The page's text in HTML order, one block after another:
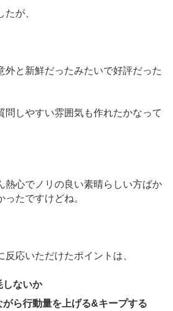
が、
外と新鮮だったみたいで好評だった
問しやすい雰囲気も作れたかなって
熱心でノリの良い素晴らしい方ばか
ったですけどね。
応いただけたポイントは、
しないか
ら行動量を上げる&キープする